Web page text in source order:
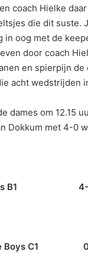
coach Hielke
die dit suste.
in oog met de
door coach
en spierpijn
acht wedstrijden
dames om 12.15
Dokkum met 4-0
Boys B1
Boys C1